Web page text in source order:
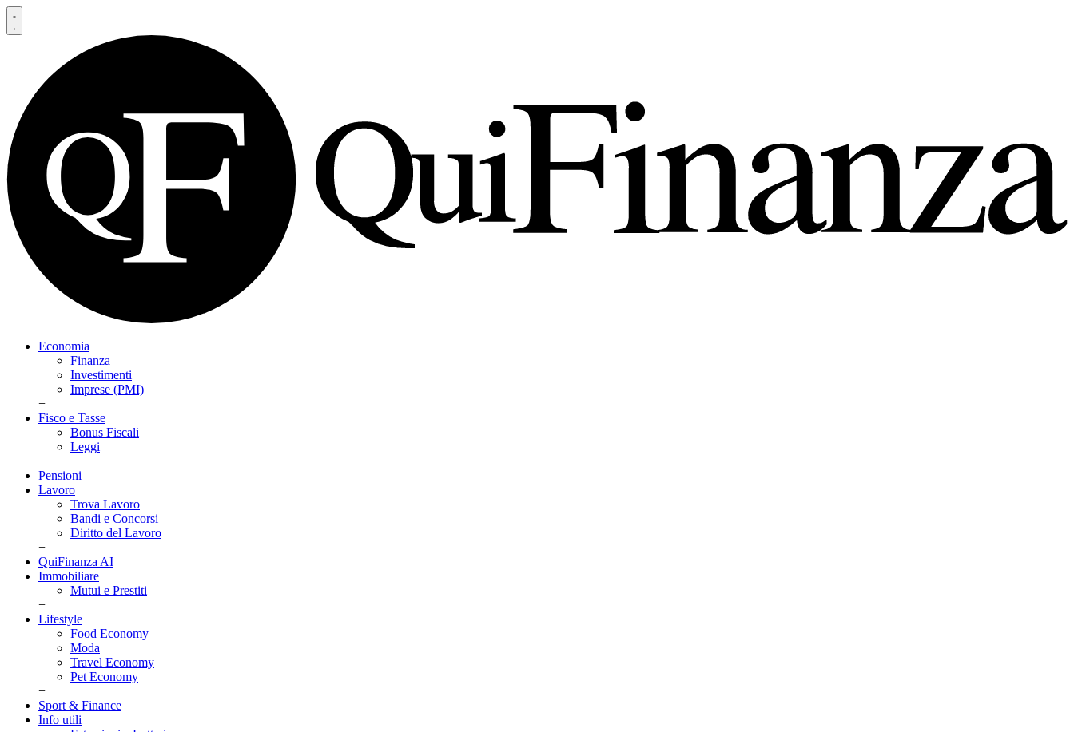
Economia
Finanza
Investimenti
Imprese (PMI)
+
Fisco e Tasse
Bonus Fiscali
Leggi
+
Pensioni
Lavoro
Trova Lavoro
Bandi e Concorsi
Diritto del Lavoro
+
QuiFinanza AI
Immobiliare
Mutui e Prestiti
+
Lifestyle
Food Economy
Moda
Travel Economy
Pet Economy
+
Sport & Finance
Info utili